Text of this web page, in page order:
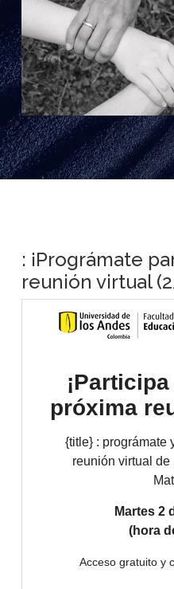
: ¡Prográmate
reunión virtual